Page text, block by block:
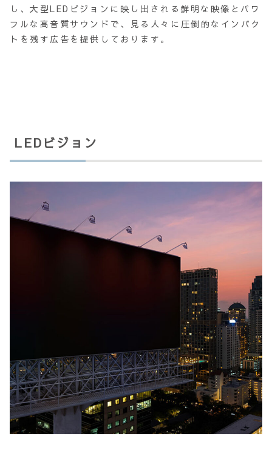
し、大型LEDビジョンに映し出される鮮明な映像とパワ
フルな高音質サウンドで、見る人々に圧倒的なインパク
トを残す広告を提供しております。
LEDビジョン